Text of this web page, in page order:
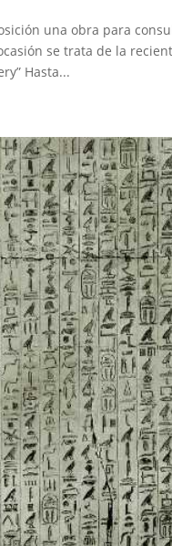
una obra para
se trata de la
Hasta...